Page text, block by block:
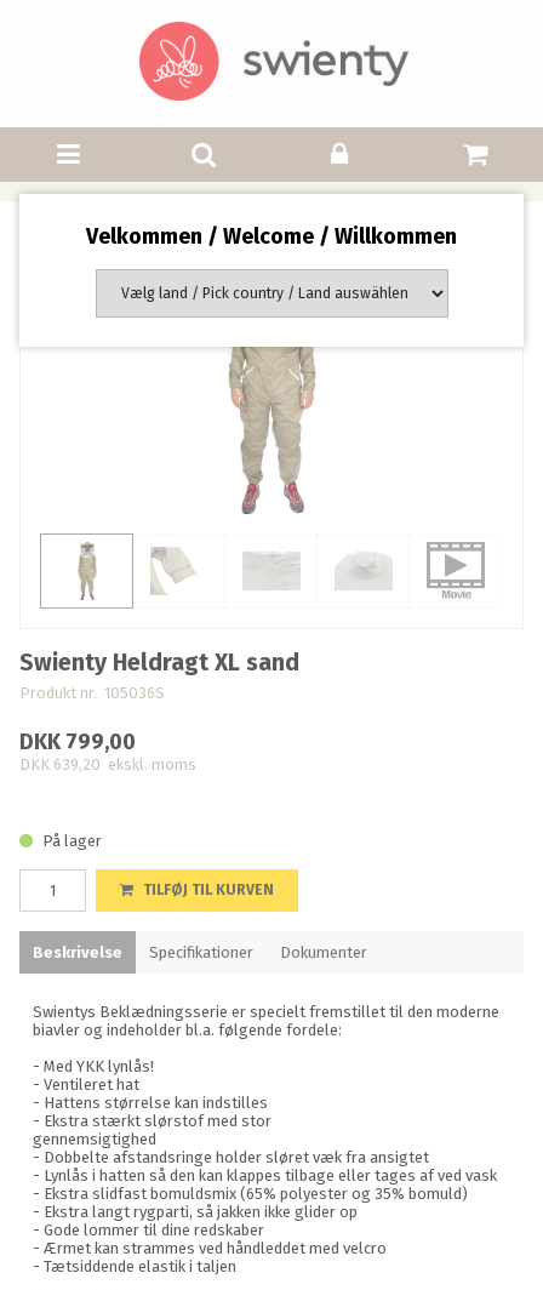
Velkommen / Welcome / Willkommen
Swienty Heldragt XL sand
Produkt nr. 105036S
DKK 799,00
DKK 639,20 ekskl. moms
På lager
TILFØJ TIL KURVEN
Beskrivelse Specifikationer Dokumenter
Swientys Beklædningsserie er specielt fremstillet til den moderne
biavler og indeholder bl.a. følgende fordele:
- Med YKK lynlås!
- Ventileret hat
- Hattens størrelse kan indstilles
- Ekstra stærkt slørstof med stor
gennemsigtighed
- Dobbelte afstandsringe holder sløret væk fra ansigtet
- Lynlås i hatten så den kan klappes tilbage eller tages af ved vask
- Ekstra slidfast bomuldsmix (65% polyester og 35% bomuld)
- Ekstra langt rygparti, så jakken ikke glider op
- Gode lommer til dine redskaber
- Ærmet kan strammes ved håndleddet med velcro
- Tætsiddende elastik i taljen